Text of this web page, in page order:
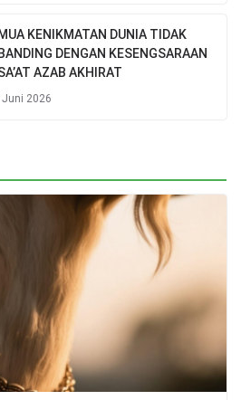
KENIKMATAN DUNIA TIDAK
DENGAN KESENGSARAAN
AZAB AKHIRAT
Juni 2026